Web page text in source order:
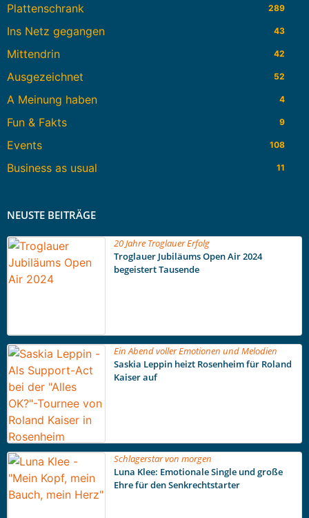
Plattenschrank 289
Ins Netz gegangen 43
Mittendrin 42
Ausgezeichnet 52
A Meinung haben 4
Fun & Fakts 9
Events 108
Business as usual 11
NEUSTE BEITRÄGE
20 Jahre Troglauer Erfolg
Troglauer Jubiläums Open Air 2024
begeistert Tausende
Ein Abend voller Emotionen und Melodien
Saskia Leppin heizt Rosenheim für Roland
Kaiser auf
Schlagerstar von morgen
Luna Klee: Emotionale Single und große
Ehre für den Senkrechtstarter